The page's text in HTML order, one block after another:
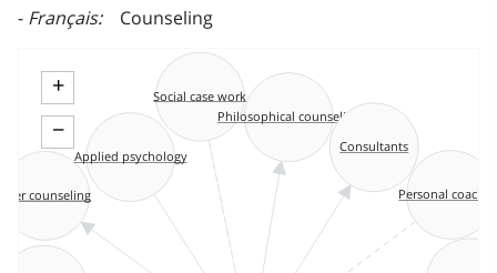
Français
Counseling
+
−
Personal
Social case work
Philosophical counseling
counseling
Consultants
Applied psychology